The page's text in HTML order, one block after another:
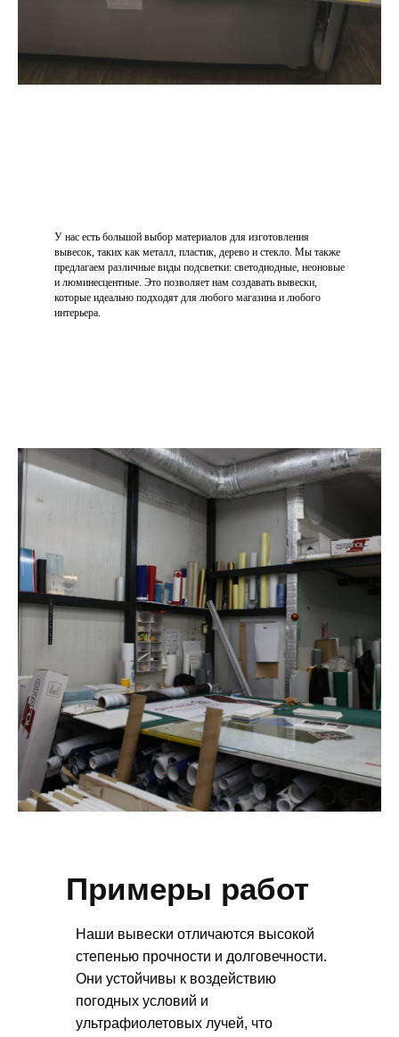
У нас есть большой выбор материалов для изготовления
вывесок, таких как металл, пластик, дерево и стекло. Мы также
предлагаем различные виды подсветки: светодиодные, неоновые
и люминесцентные. Это позволяет нам создавать вывески,
которые идеально подходят для любого магазина и любого
интерьера.
Примеры работ
Наши вывески отличаются высокой
степенью прочности и долговечности.
Они устойчивы к воздействию
погодных условий и
ультрафиолетовых лучей, что